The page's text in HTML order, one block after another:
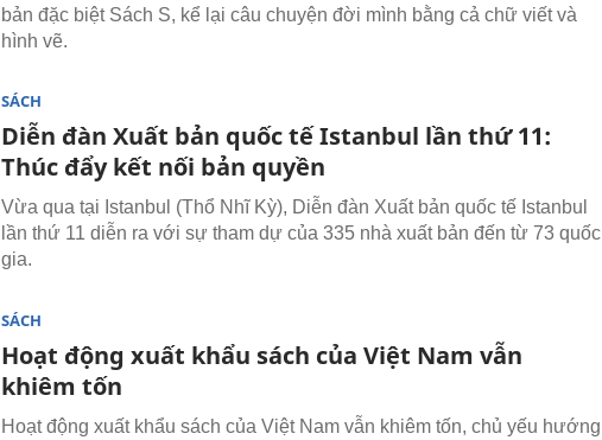
bản đặc biệt Sách S, kể lại câu chuyện đời mình bằng cả chữ viết và
hình vẽ.
SÁCH
Diễn đàn Xuất bản quốc tế Istanbul lần thứ 11:
Thúc đẩy kết nối bản quyền
Vừa qua tại Istanbul (Thổ Nhĩ Kỳ), Diễn đàn Xuất bản quốc tế Istanbul
lần thứ 11 diễn ra với sự tham dự của 335 nhà xuất bản đến từ 73 quốc
gia.
SÁCH
Hoạt động xuất khẩu sách của Việt Nam vẫn
khiêm tốn
Hoạt động xuất khẩu sách của Việt Nam vẫn khiêm tốn, chủ yếu hướng